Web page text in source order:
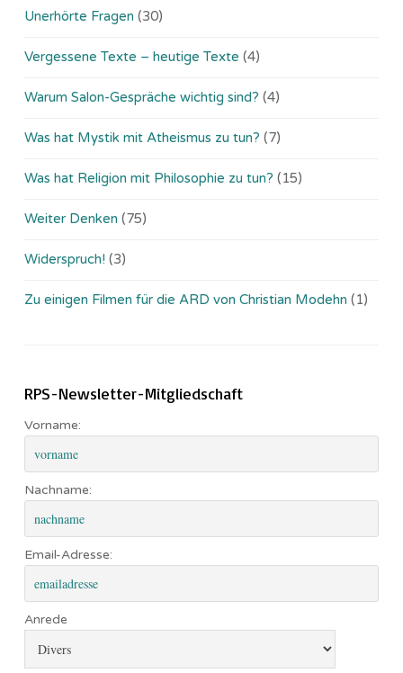
Unerhörte Fragen (30)
Vergessene Texte – heutige Texte (4)
Warum Salon-Gespräche wichtig sind? (4)
Was hat Mystik mit Atheismus zu tun? (7)
Was hat Religion mit Philosophie zu tun? (15)
Weiter Denken (75)
Widerspruch! (3)
Zu einigen Filmen für die ARD von Christian Modehn (1)
RPS-Newsletter-Mitgliedschaft
Vorname:
Nachname:
Email-Adresse:
Anrede